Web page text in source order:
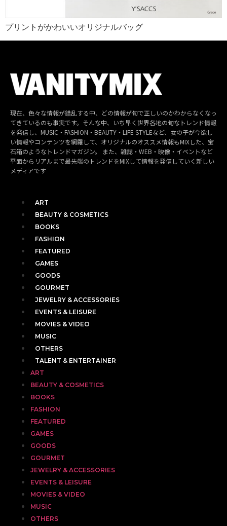
プリントがかわいいオリジナルバッグ
現在、色々な情報が錯乱する中、どの情報が旬で正しいのかわからなくなっ
てきているのも事実です。そんな中、いち早く世界各地の旬なトレンド情報
を発信し、MUSIC・FASHION・BEAUTY・LIFE STYLEなど、女の子が今欲し
い情報やコンテンツを網羅して、オリジナルのオススメ情報もMIXした、宝
石箱のようなトレンドマガジン。 また、雑誌・WEB・映像・イベントなど
平面からリアルまで最先端のトレンドをMIXして情報を発信していく新しい
メディアです
ART
BEAUTY & COSMETICS
BOOKS
FASHION
FEATURED
GAMES
GOODS
GOURMET
JEWELRY & ACCESSORIES
EVENTS & LEISURE
MOVIES & VIDEO
MUSIC
OTHERS
TALENT & ENTERTAINER
ART
BEAUTY & COSMETICS
BOOKS
FASHION
FEATURED
GAMES
GOODS
GOURMET
JEWELRY & ACCESSORIES
EVENTS & LEISURE
MOVIES & VIDEO
MUSIC
OTHERS